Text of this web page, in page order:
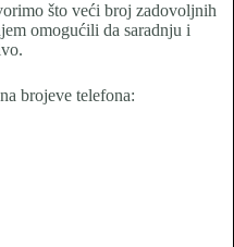
što veći broj zadovoljnih
omogućili da saradnju i
brojeve telefona: